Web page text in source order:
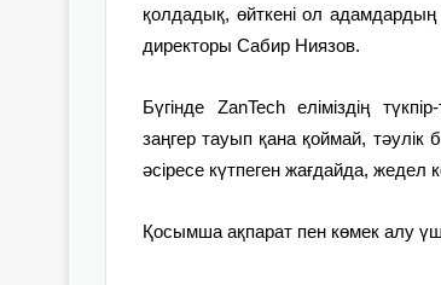
қолдадық, өйткені ол адамдардың
директоры Сабир Ниязов.
Бүгінде ZanTech еліміздің
заңгер тауып қана қоймай,
әсіресе күтпеген жағдайда, жедел
Қосымша ақпарат пен көмек алу